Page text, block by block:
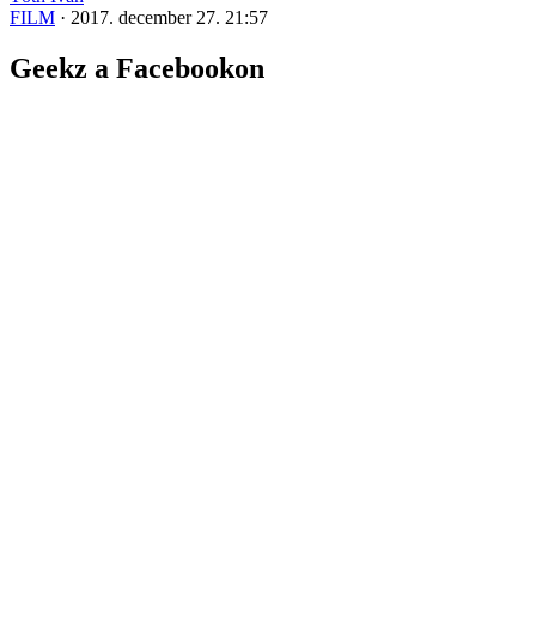
FILM · 2017. december 27. 21:57
Geekz a Facebookon